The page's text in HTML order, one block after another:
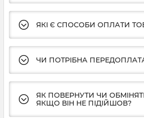
ЯКІ Є СПОСОБИ ОПЛАТИ
ЧИ ПОТРІБНА
ЯК ПОВЕРНУТИ ЧИ
ЯКЩО ВІН НЕ ПІДІЙШОВ?